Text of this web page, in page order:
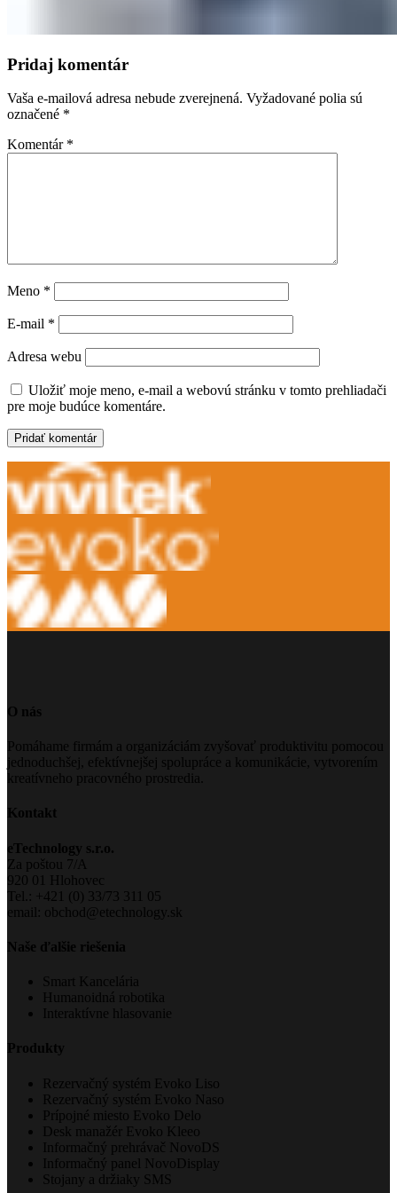
Pridaj komentár
Vaša e-mailová adresa nebude zverejnená. Vyžadované polia sú
označené *
Komentár *
Meno *
E-mail *
Adresa webu
Uložiť moje meno, e-mail a webovú stránku v tomto prehliadači
pre moje budúce komentáre.
O nás
Pomáhame firmám a organizáciám zvyšovať produktivitu pomocou
jednoduchšej, efektívnejšej spolupráce a komunikácie, vytvorením
kreatívneho pracovného prostredia.
Kontakt
eTechnology s.r.o.
Za poštou 7/A
920 01 Hlohovec
Tel.: +421 (0) 33/73 311 05
email: obchod@etechnology.sk
Naše ďalšie riešenia
Smart Kancelária
Humanoidná robotika
Interaktívne hlasovanie
Produkty
Rezervačný systém Evoko Liso
Rezervačný systém Evoko Naso
Prípojné miesto Evoko Delo
Desk manažér Evoko Kleeo
Informačný prehrávač NovoDS
Informačný panel NovoDisplay
Stojany a držiaky SMS